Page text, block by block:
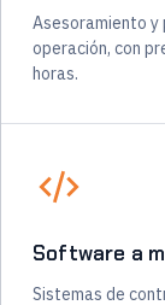
Asesoramiento y
operación, con
horas.
Software a
Sistemas de